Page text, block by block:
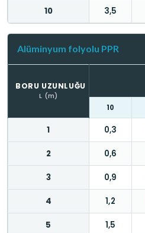
10 3,5
Alüminyum folyolu PPR
BORU UZUNLUĞU
L (m)
10
1 0,3
2 0,6
3 0,9
4 1,2
5 1,5